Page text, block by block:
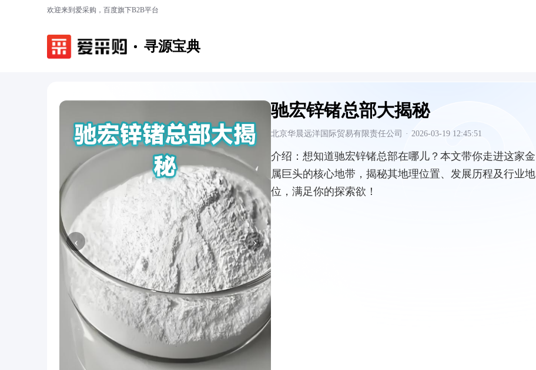
欢迎来到爱采购，百度旗下B2B平台
寻源宝典
‹ ›
驰宏锌锗总部大揭秘
北京华晨远洋国际贸易有限责任公司 · 2026-03-19 12:45:51
介绍： 想知道驰宏锌锗总部在哪儿？本文带你走进这家金
属巨头的核心地带，揭秘其地理位置、发展历程及行业地
位，满足你的探索欲！